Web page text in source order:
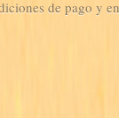
de pago y